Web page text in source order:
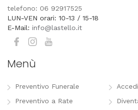
telefono: 06 92917525
LUN-VEN orari: 10-13 / 15-18
E-Mail: info@lastello.it
Menù
Preventivo Funerale
Preventivo a Rate